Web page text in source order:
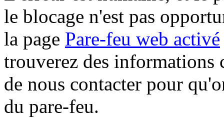
le blocage n'est pas
la page Pare-feu web activé
trouverez des informations
de nous contacter pour
du pare-feu.